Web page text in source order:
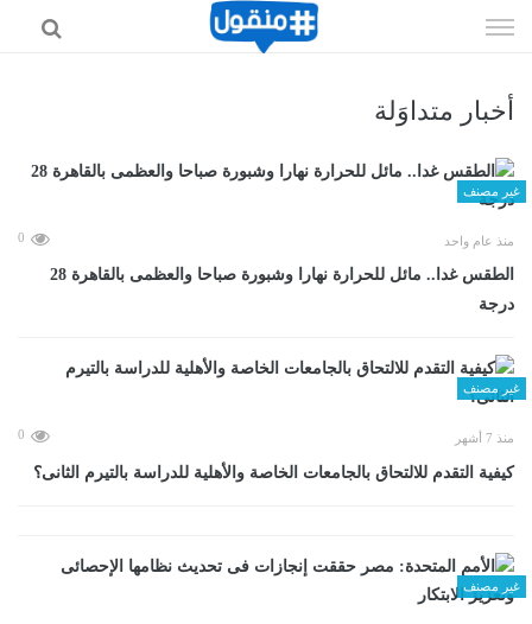
الى
أخبار متداوَلة
غير مصنف
منذ عام واحد 0
الطقس غدا.. مائل للحرارة نهارا وشبورة صباحا والعظمى بالقاهرة 28
درجة
غير مصنف
منذ 7 أشهر 0
كيفية التقدم للالتحاق بالجامعات الخاصة والأهلية للدراسة بالتيرم الثانى؟
غير مصنف